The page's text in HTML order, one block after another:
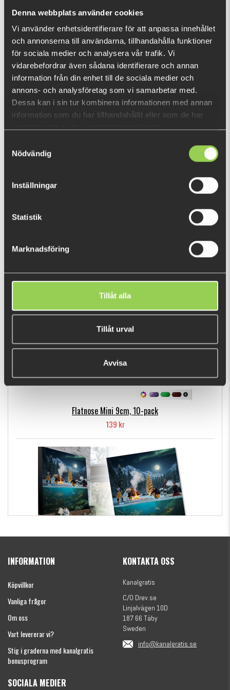
Denna webbplats använder cookies
Vi använder enhetsidentifierare för att anpassa innehållet
och annonserna till användarna, tillhandahålla funktioner
för sociala medier och analysera vår trafik. Vi
vidarebefordrar även sådana identifierare och annan
information från din enhet till de sociala medier och
annons- och analysföretag som vi samarbetar med.
Dessa kan i sin tur kombinera informationen med annan
information som du har tillhandahållit eller som de har
Nödvändig
Inställningar
Statistik
Marknadsföring
Tillåt alla
Tillåt urval
Avvisa
Vad är detta?
DU TITTADE NYLIGEN PÅ
Fåtal kvar
POPULÄRA PRODUKTER
Flatnose Mini 9cm, 10-pack
139 kr
(julkalender)
INFORMATION
Köpvillkor
Vanliga frågor
Om oss
Vart levererar vi?
Stig i graderna med kanalgratis
bonusprogram
KONTAKTA OSS
Kanalgratis
C/O Drev.se
Linjalvägen 10D
187 66 Täby
Sweden
info@kanalgratis.se
SOCIALA MEDIER